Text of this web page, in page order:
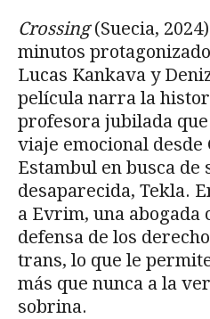
Crossing(Suecia,
minutos
Lucas Kankava y
película narra la
profesora jubilada
viaje emocional desde
Estambul en busca de
desaparecida, Tekla.
a Evrim, una abogada
defensa de los
trans, lo que le
más que nunca a la
sobrina.